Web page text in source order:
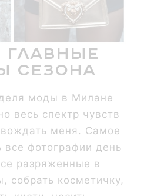
главные
сезона
моды в Милане
весь спектр чувств
меня. Самое
фотографии день
разряженные в
собрать косметичку,